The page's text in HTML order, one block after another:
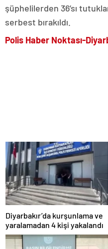
şüphelilerden 36’sı
serbest bırakıldı.
Polis Haber Noktası-
Diyarbakır’da kurşunlama ve
yaralamadan 4 kişi yakalandı